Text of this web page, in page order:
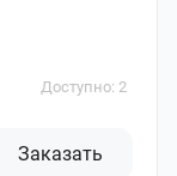
Доступно: 2
Заказать